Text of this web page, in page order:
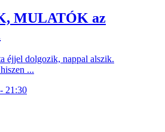
MULATÓK az
éjjel dolgozik, nappal alszik.
...
21:30